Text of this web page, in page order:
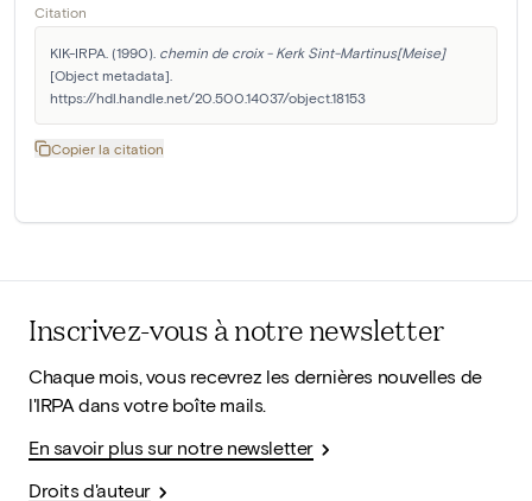
Citation
KIK-IRPA. (1990). chemin de croix - Kerk Sint-Martinus[Meise]
[Object metadata].
https://hdl.handle.net/20.500.14037/object.18153
Copier la citation
Inscrivez-vous à notre newsletter
Chaque mois, vous recevrez les dernières nouvelles de
l'IRPA dans votre boîte mails.
En savoir plus sur notre newsletter
Droits d'auteur